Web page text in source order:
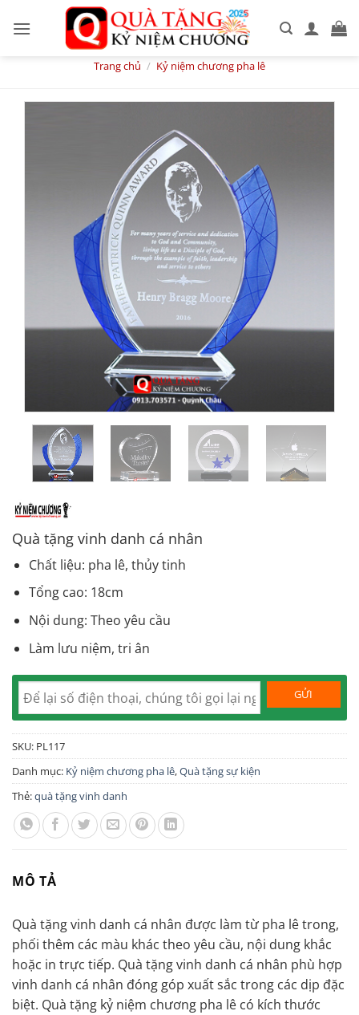
Trang chủ / Kỷ niệm chương pha lê
Quà tặng vinh danh cá nhân
Chất liệu: pha lê, thủy tinh
Tổng cao: 18cm
Nội dung: Theo yêu cầu
Làm lưu niệm, tri ân
SKU: PL117
Danh mục: Kỷ niệm chương pha lê,Quà tặng sự kiện
Thẻ:quà tặng vinh danh
MÔ TẢ
Quà tặng vinh danh cá nhân được làm từ pha lê trong,
phối thêm các màu khác theo yêu cầu, nội dung khắc
hoặc in trực tiếp. Quà tặng vinh danh cá nhân phù hợp
vinh danh cá nhân đóng góp xuất sắc trong các dịp đặc
biệt. Quà tặng kỷ niệm chương pha lê có kích thước